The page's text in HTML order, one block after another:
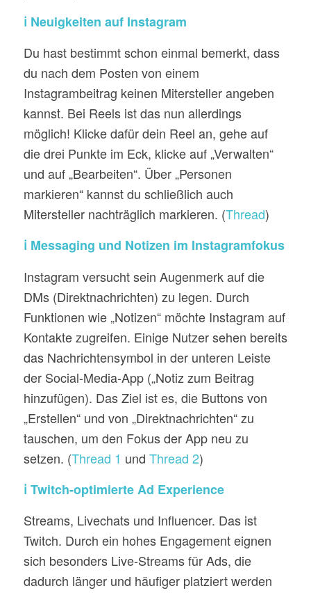
ℹ️ Neuigkeiten auf Instagram
Du hast bestimmt schon einmal bemerkt, dass
du nach dem Posten von einem
Instagrambeitrag keinen Mitersteller angeben
kannst. Bei Reels ist das nun allerdings
möglich! Klicke dafür dein Reel an, gehe auf
die drei Punkte im Eck, klicke auf „Verwalten“
und auf „Bearbeiten“. Über „Personen
markieren“ kannst du schließlich auch
Mitersteller nachträglich markieren. (Thread)
ℹ️ Messaging und Notizen im Instagramfokus
Instagram versucht sein Augenmerk auf die
DMs (Direktnachrichten) zu legen. Durch
Funktionen wie „Notizen“ möchte Instagram auf
Kontakte zugreifen. Einige Nutzer sehen bereits
das Nachrichtensymbol in der unteren Leiste
der Social-Media-App („Notiz zum Beitrag
hinzufügen). Das Ziel ist es, die Buttons von
„Erstellen“ und von „Direktnachrichten“ zu
tauschen, um den Fokus der App neu zu
setzen. (Thread 1 und Thread 2)
ℹ️ Twitch-optimierte Ad Experience
Streams, Livechats und Influencer. Das ist
Twitch. Durch ein hohes Engagement eignen
sich besonders Live-Streams für Ads, die
dadurch länger und häufiger platziert werden